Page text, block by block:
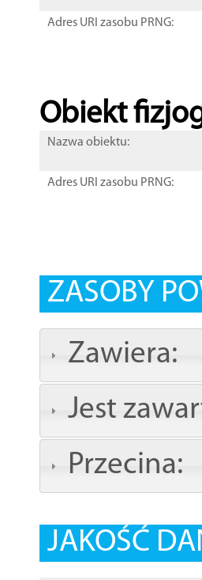
Adres URI zasobu PRNG:
Obiekt
Nazwa obiektu:
Adres URI zasobu PRNG:
ZASOBY
Zawiera:
Jest
Przecina:
JAKOŚĆ